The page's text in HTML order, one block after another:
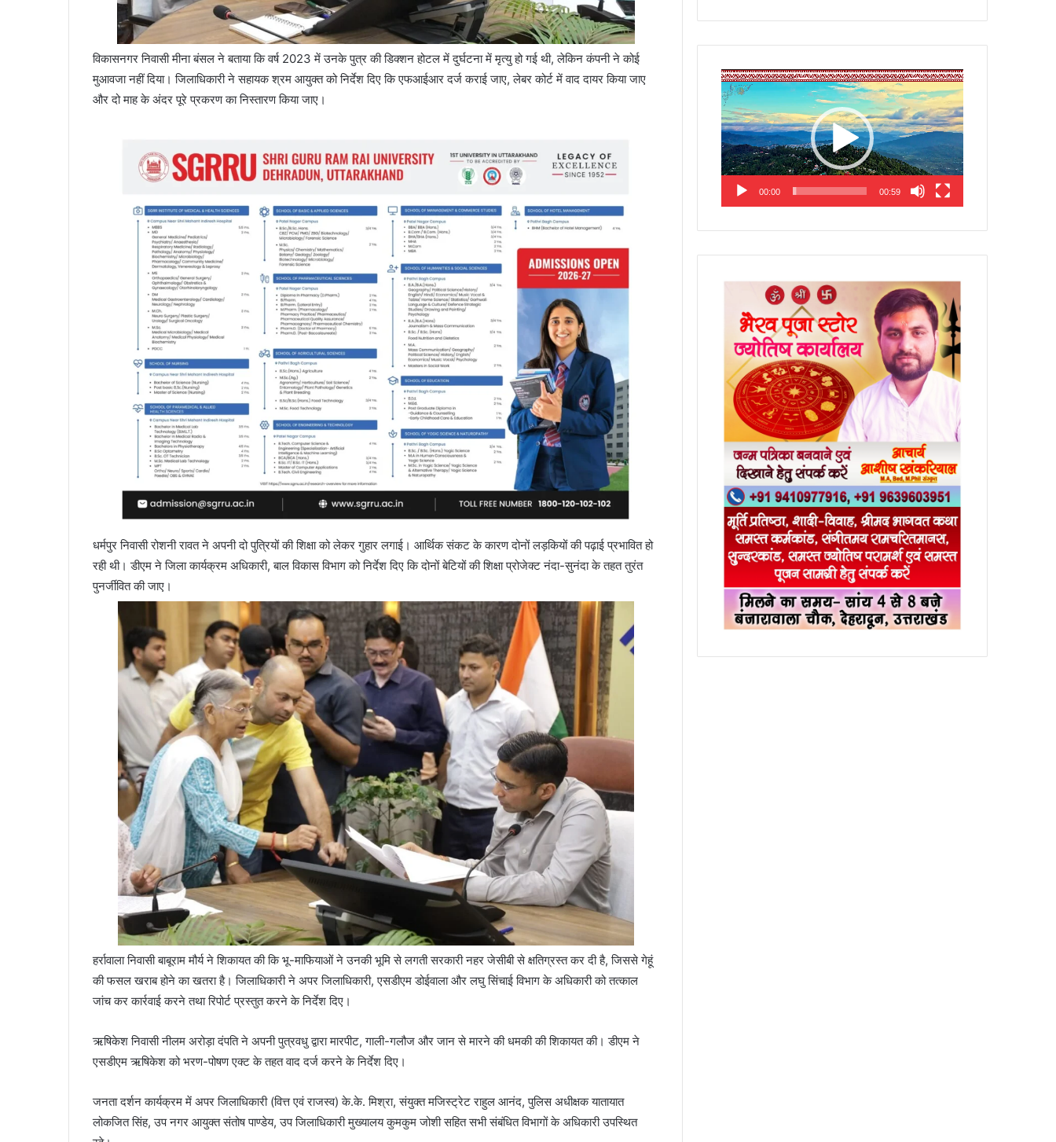
विकासनगर निवासी मीना बंसल ने बताया कि वर्ष 2023 में उनके पुत्र की डिक्शन होटल में दुर्घटना में मृत्यु हो गई थी, लेकिन कंपनी ने कोई
मुआवजा नहीं दिया। जिलाधिकारी ने सहायक श्रम आयुक्त को निर्देश दिए कि एफआईआर दर्ज कराई जाए, लेबर कोर्ट में वाद दायर किया जाए
और दो माह के अंदर पूरे प्रकरण का निस्तारण किया जाए।
धर्मपुर निवासी रोशनी रावत ने अपनी दो पुत्रियों की शिक्षा को लेकर गुहार लगाई। आर्थिक संकट के कारण दोनों लड़कियों की पढ़ाई प्रभावित हो
रही थी। डीएम ने जिला कार्यक्रम अधिकारी, बाल विकास विभाग को निर्देश दिए कि दोनों बेटियों की शिक्षा प्रोजेक्ट नंदा-सुनंदा के तहत तुरंत
पुनर्जीवित की जाए।
हर्रावाला निवासी बाबूराम मौर्य ने शिकायत की कि भू-माफियाओं ने उनकी भूमि से लगती सरकारी नहर जेसीबी से क्षतिग्रस्त कर दी है, जिससे गेहूं
की फसल खराब होने का खतरा है। जिलाधिकारी ने अपर जिलाधिकारी, एसडीएम डोईवाला और लघु सिंचाई विभाग के अधिकारी को तत्काल
जांच कर कार्रवाई करने तथा रिपोर्ट प्रस्तुत करने के निर्देश दिए।
ऋषिकेश निवासी नीलम अरोड़ा दंपति ने अपनी पुत्रवधु द्वारा मारपीट, गाली-गलौज और जान से मारने की धमकी की शिकायत की। डीएम ने
एसडीएम ऋषिकेश को भरण-पोषण एक्ट के तहत वाद दर्ज करने के निर्देश दिए।
जनता दर्शन कार्यक्रम में अपर जिलाधिकारी (वित्त एवं राजस्व) के.के. मिश्रा, संयुक्त मजिस्ट्रेट राहुल आनंद, पुलिस अधीक्षक यातायात
लोकजित सिंह, उप नगर आयुक्त संतोष पाण्डेय, उप जिलाधिकारी मुख्यालय कुमकुम जोशी सहित सभी संबंधित विभागों के अधिकारी उपस्थित
Video
Player
00:00 00:59